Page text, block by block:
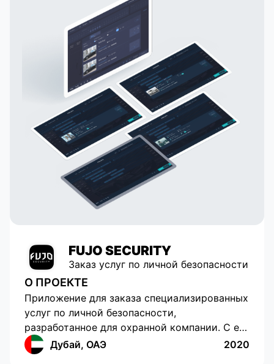
эргономику уже привычных элементов и
добавили много новых. Также в текущей
версии есть возможность выбора тарифных
планов (доступны фиксированные и
поминутные тарифы). Появился функционал
оплаты через Apple Pay и Google Pay, а также
добавлена поддержка сразу нескольких
банковских карт. Улучшена стабильность
работы приложения и исправлены ошибки.
FUJO SECURITY
Заказ услуг по личной безопасности
О ПРОЕКТЕ
Приложение для заказа специализированных
услуг по личной безопасности,
разработанное для охранной компании. С его
помощью можно выбрать
профессионального личного телохранителя,
Дубай, ОАЭ 2020